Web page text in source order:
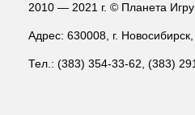
2010 — 2021 г. © Планета
Адрес: 630008, г.
Тел.: (383) 354-33-62, (383)